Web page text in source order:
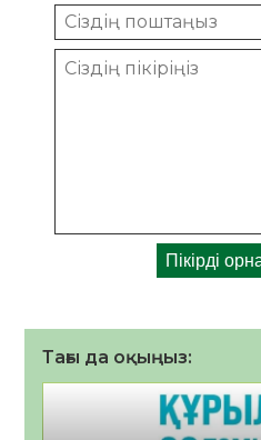
Тағы да оқыңыз: